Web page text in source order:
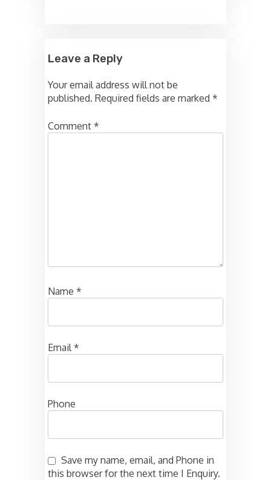
Leave a Reply
Your email address will not be
published. Required fields are marked *
Comment *
Name *
Email *
Phone
Save my name, email, and Phone in
this browser for the next time I Enquiry.